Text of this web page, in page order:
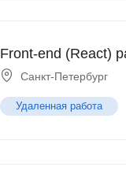
Front-end (React)
Санкт-Петербург
Удаленная работа